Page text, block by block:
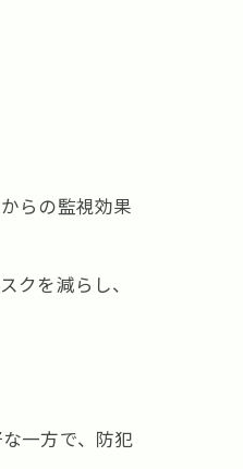
らの監視効果
クを減らし、
一方で、防犯